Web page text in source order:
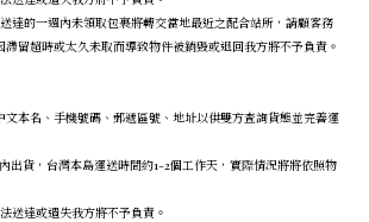
達的一週內未領取包裹將轉交當地最近之配合站所，請顧客務
留超時或太久未取而導致物件被銷毀或退回我方將不予負責。
文本名、手機號碼、郵遞區號、地址以供雙方查詢貨態並完善運
出貨，台灣本島運送時間約1-2個工作天，實際情況將將依照物
送達或遺失我方將不予負責。